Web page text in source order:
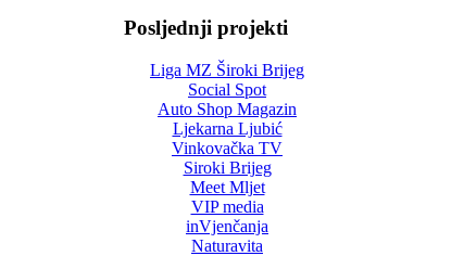
Posljednji projekti
Liga MZ Široki Brijeg
Social Spot
Auto Shop Magazin
Ljekarna Ljubić
Vinkovačka TV
Siroki Brijeg
Meet Mljet
VIP media
inVjenčanja
Naturavita